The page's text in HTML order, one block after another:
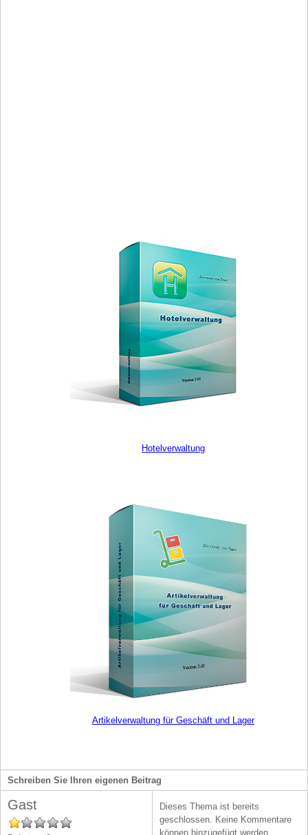
Hotelverwaltung
Artikelverwaltung für Geschäft und Lager
Schreiben Sie Ihren eigenen Beitrag
Gast
Dieses Thema ist bereits
geschlossen. Keine Kommentare
können hinzugefügt werden.